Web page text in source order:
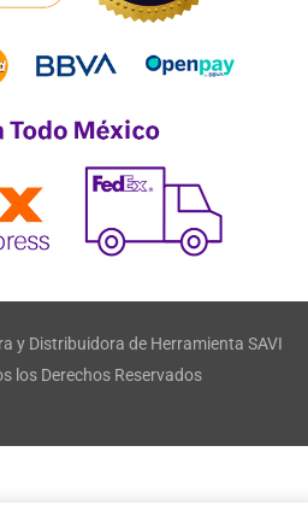
y Distribuidora de Herramienta SAVI
los Derechos Reservados